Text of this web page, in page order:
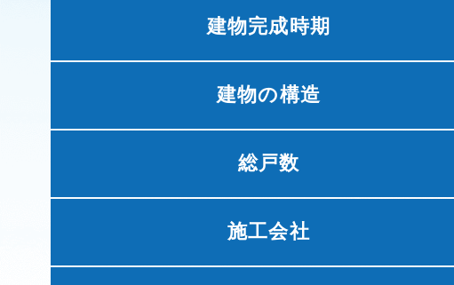
建物完成時期
建物の構造
総戸数
施工会社